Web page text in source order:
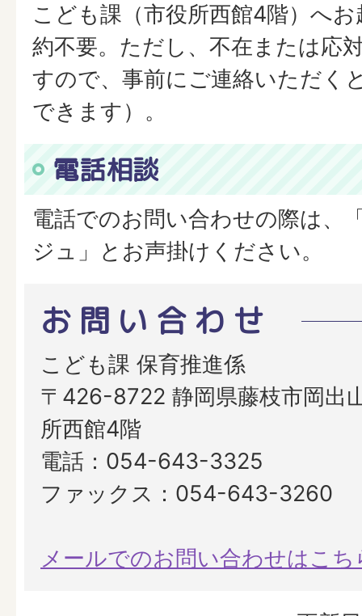
こども課（市役所西館4階）へ
約不要。ただし、不在または応
すので、事前にご連絡いただく
できます）。
電話相談
電話でのお問い合わせの際は、
ジュ」とお声掛けください。
お問い合わせ
こども課 保育推進係
〒426-8722 静岡県藤枝市岡出
所西館4階
電話：054-643-3325
ファックス：054-643-3260
メールでのお問い合わせはこち